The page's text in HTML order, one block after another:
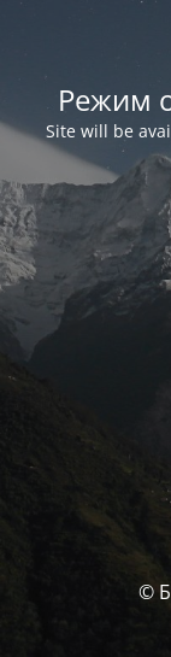
Режим
Site will be
©